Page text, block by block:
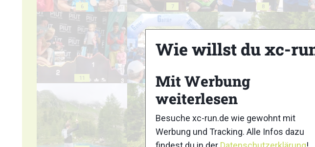
6 7 8
11 12
Wie willst du xc-
Mit Werbung
weiterlesen
Besuche xc-run.de wie gewohnt mit
Werbung und Tracking. Alle Infos dazu